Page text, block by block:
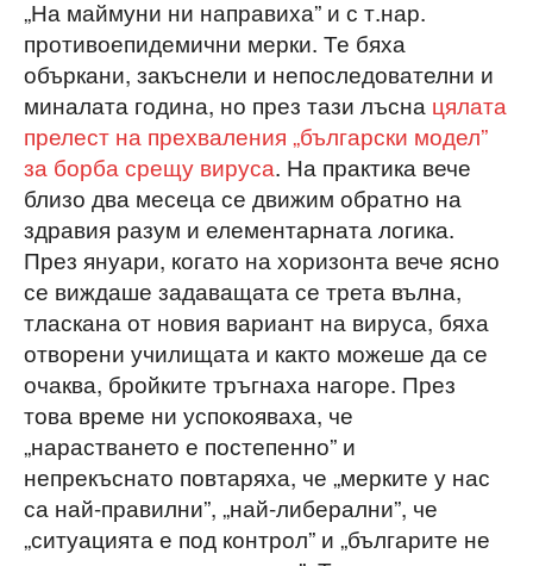
„На маймуни ни направиха” и с т.нар.
противоепидемични мерки. Те бяха
объркани, закъснели и непоследователни и
миналата година, но през тази лъсна цялата
прелест на прехваления „български модел”
за борба срещу вируса. На практика вече
близо два месеца се движим обратно на
здравия разум и елементарната логика.
През януари, когато на хоризонта вече ясно
се виждаше задаващата се трета вълна,
тласкана от новия вариант на вируса, бяха
отворени училищата и както можеше да се
очаква, бройките тръгнаха нагоре. През
това време ни успокояваха, че
„нарастването е постепенно” и
непрекъснато повтаряха, че „мерките у нас
са най-правилни”, „най-либерални”, че
„ситуацията е под контрол” и „българите не